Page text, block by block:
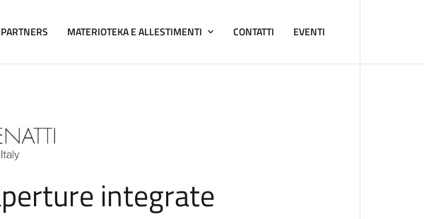
PARTNERS MATERIOTEKA E ALLESTIMENTI CONTATTI EVENTI
integrate